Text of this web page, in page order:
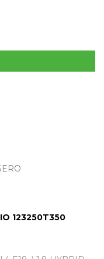
123250T350